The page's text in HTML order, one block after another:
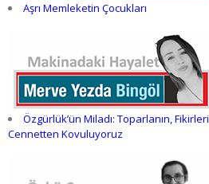
Aşrı Memleketin Çocukları
Özgürlük’ün Miladı: Toparlanın,
Cennetten Kovuluyoruz